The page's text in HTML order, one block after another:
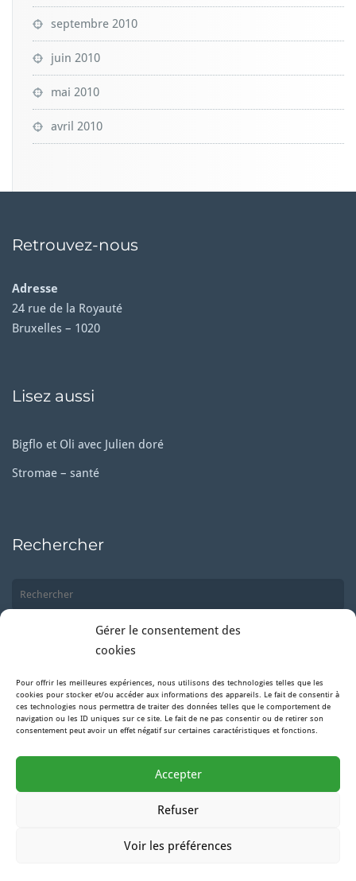
Gérer le consentement des
cookies
Pour offrir les meilleures expériences, nous utilisons des technologies telles que les
cookies pour stocker et/ou accéder aux informations des appareils. Le fait de consentir à
ces technologies nous permettra de traiter des données telles que le comportement de
navigation ou les ID uniques sur ce site. Le fait de ne pas consentir ou de retirer son
consentement peut avoir un effet négatif sur certaines caractéristiques et fonctions.
Accepter
Refuser
Voir les préférences
septembre 2010
juin 2010
mai 2010
avril 2010
Retrouvez-nous
Adresse
24 rue de la Royauté
Bruxelles – 1020
Lisez aussi
Bigflo et Oli avec Julien doré
Stromae – santé
Rechercher
Suivez-nous